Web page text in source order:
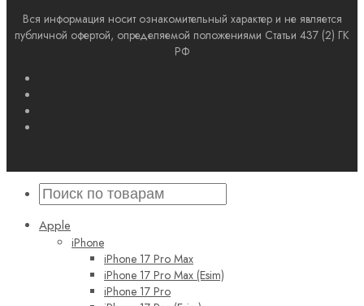
Вся информация носит ознакомительный характер и не является
публичной офертой, определяемой положениями Статьи 437 (2) ГК
РФ
Apple
iPhone
iPhone 17 Pro Max
iPhone 17 Pro Max (Esim)
iPhone 17 Pro